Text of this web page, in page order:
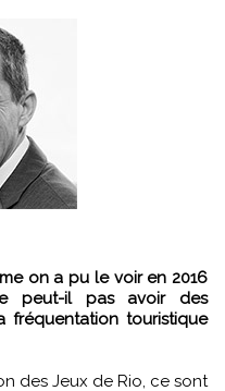
peut-il pas avoir des
fréquentation touristique
des Jeux de Rio, ce sont